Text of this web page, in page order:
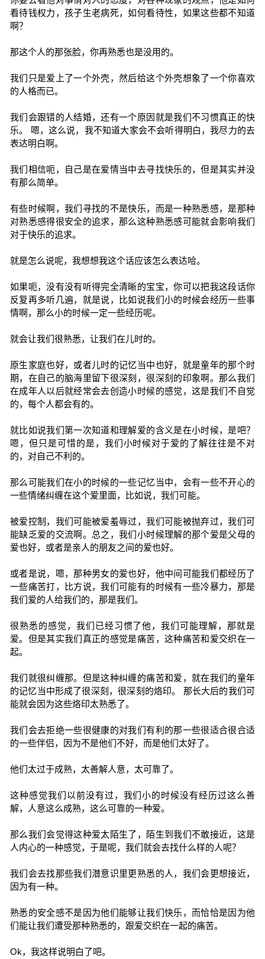
看待钱权力，孩子生老病死，如何看待性，如果这些都不知道
啊？
那这个人的那张脸，你再熟悉也是没用的。
我们只是爱上了一个外壳，然后给这个外壳想象了一个你喜欢
的人格而已。
我们会跟错的人结婚，还有一个原因就是我们不习惯真正的快
乐。 嗯，这么说，我不知道大家会不会听得明白，我尽力的去
表达明白啊。
我们相信呃，自己是在爱情当中去寻找快乐的，但是其实并没
有那么简单。
有些时候啊，我们寻找的不是快乐，而是一种熟悉感，是那种
对熟悉感得很安全的追求，那么这种熟悉感可能就会影响我们
对于快乐的追求。
就是怎么说呢，我想想我这个话应该怎么表达哈。
如果呃，没有没有听得完全清晰的宝宝，你可以把我这段话你
反复再多听几遍，就是说，比如说我们小的时候会经历一些事
情啊，那么小的时候一定一些经历呢。
就会让我们很熟悉，让我们在儿时的。
原生家庭也好，或者儿时的记忆当中也好，就是童年的那个时
期，在自己的脑海里留下很深刻，很深刻的印象啊。那么我们
在成年人以后就经常会去创造小时候的感觉，这是我们不自觉
的，每个人都会有的。
就比如说我们第一次知道和理解爱的含义是在小时候，是吧？
嗯，但只是可惜的是，我们小时候对于爱的了解往往是不对
的，对自己不利的。
那么可能我们在小的时候的一些记忆当中，会有一些不开心的
一些情绪纠缠在这个爱里面，比如说，我们可能。
被爱控制，我们可能被爱羞辱过，我们可能被抛弃过，我们可
能缺乏爱的交流啊。总之，我们小时候理解的那个爱是父母的
爱也好，或者是亲人的朋友之间的爱也好。
或者是说，嗯，那种男女的爱也好，他中间可能我们都经历了
一些痛苦打，比方说，我们可能有的时候有一些冷暴力，那是
我们爱的人给我们的，那是我们。
很熟悉的感觉，我们已经习惯了他，我们可能理解，那就是
爱。但是其实我们真正的感觉是痛苦，这种痛苦和爱交织在一
起。
我们就很纠缠那。但是这种纠缠的痛苦和爱，就在我们的童年
的记忆当中形成了很深刻，很深刻的烙印。 那长大后的我们可
能就会因为这些烙印太熟悉了。
我们会去拒绝一些很健康的对我们有利的那一些很适合很合适
的一些伴侣，因为不是他们不好，而是他们太好了。
他们太过于成熟，太善解人意，太可靠了。
这种感觉我们以前没有过，我们小的时候没有经历过这么善
解，人意这么成熟，这么可靠的一种爱。
那么我们会觉得这种爱太陌生了，陌生到我们不敢接近，这是
人内心的一种感觉，于是呢，我们就会去找什么样的人呢？
我们会去找那些我们潜意识里更熟悉的人，我们会更想接近，
因为有一种。
熟悉的安全感不是因为他们能够让我们快乐，而恰恰是因为他
们能让我们遭受那种熟悉的，跟爱交织在一起的痛苦。
Ok，我这样说明白了吧。